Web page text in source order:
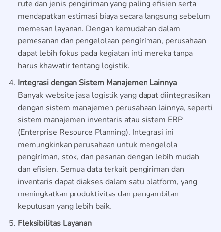
rute dan jenis pengiriman yang paling efisien serta
mendapatkan estimasi biaya secara langsung sebelum
memesan layanan. Dengan kemudahan dalam
pemesanan dan pengelolaan pengiriman, perusahaan
dapat lebih fokus pada kegiatan inti mereka tanpa
harus khawatir tentang logistik.
Integrasi dengan Sistem Manajemen Lainnya
Banyak website jasa logistik yang dapat diintegrasikan
dengan sistem manajemen perusahaan lainnya, seperti
sistem manajemen inventaris atau sistem ERP
(Enterprise Resource Planning). Integrasi ini
memungkinkan perusahaan untuk mengelola
pengiriman, stok, dan pesanan dengan lebih mudah
dan efisien. Semua data terkait pengiriman dan
inventaris dapat diakses dalam satu platform, yang
meningkatkan produktivitas dan pengambilan
keputusan yang lebih baik.
Fleksibilitas Layanan